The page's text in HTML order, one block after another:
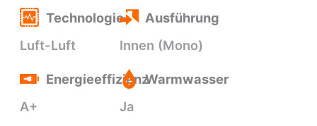
Technologie
Luft-Luft
Ausführung
Innen (Mono)
Energieeffizienz
A+
Warmwasser
Ja